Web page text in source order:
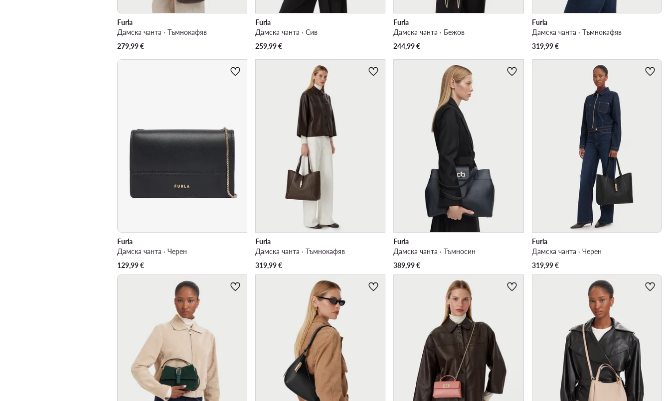
Furla
Дамска чанта · Тъмнокафяв
279,99€
Furla
Дамска чанта · Сив
259,99€
Furla
Дамска чанта · Бежов
244,99€
Furla
Дамска чанта · Тъмнокафяв
319,99€
Furla
Дамска чанта · Черен
129,99€
Furla
Дамска чанта · Тъмнокафяв
319,99€
Furla
Дамска чанта · Тъмносин
389,99€
Furla
Дамска чанта · Черен
319,99€